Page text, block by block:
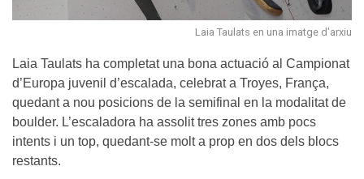
Laia Taulats en una imatge d'arxiu
Laia Taulats ha completat una bona actuació al Campionat
d’Europa juvenil d’escalada, celebrat a Troyes, França,
quedant a nou posicions de la semifinal en la modalitat de
boulder. L’escaladora ha assolit tres zones amb pocs
intents i un top, quedant-se molt a prop en dos dels blocs
restants.